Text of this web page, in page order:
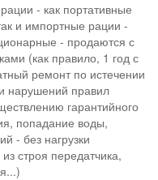
- как портативные
и импортные рации -
- продаются с
(как правило, 1 год с
ремонт по истечении
нарушений правил
гарантийного
попадание воды,
- без нагрузки
строя передатчика,